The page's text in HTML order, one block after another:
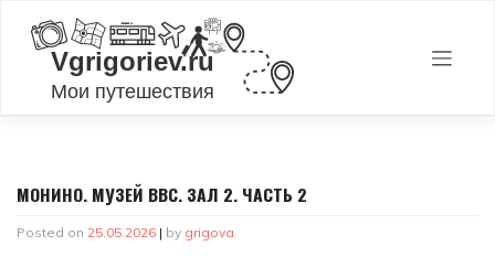
content
МОНИНО. МУЗЕЙ ВВС. ЗАЛ 2. ЧАСТЬ 2
Posted on 25.05.2026 | by grigova